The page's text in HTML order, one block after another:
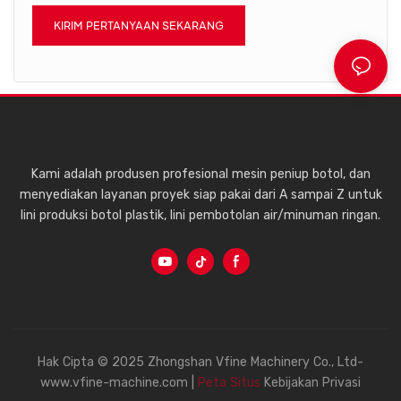
KIRIM PERTANYAAN SEKARANG
Kami adalah produsen profesional mesin peniup botol, dan
menyediakan layanan proyek siap pakai dari A sampai Z untuk
lini produksi botol plastik, lini pembotolan air/minuman ringan.
Hak Cipta © 2025 Zhongshan Vfine Machinery Co., Ltd-
www.vfine-machine.com |
Peta Situs Kebijakan Privasi